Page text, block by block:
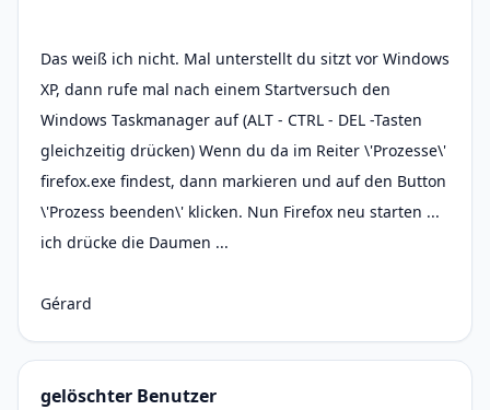
Das weiß ich nicht. Mal unterstellt du sitzt vor Windows
XP, dann rufe mal nach einem Startversuch den
Windows Taskmanager auf (ALT - CTRL - DEL -Tasten
gleichzeitig drücken) Wenn du da im Reiter \'Prozesse\'
firefox.exe findest, dann markieren und auf den Button
\'Prozess beenden\' klicken. Nun Firefox neu starten ...
ich drücke die Daumen ...
Gérard
gelöschter Benutzer